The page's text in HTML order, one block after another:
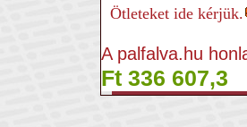
Ötleteket ide kérjük.
A palfalva.hu
Ft 336 607,3